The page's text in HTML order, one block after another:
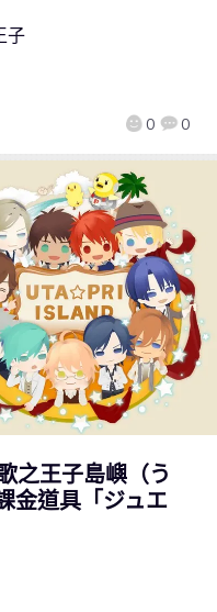
0 0
子
之王子島嶼（う
金道具「ジュエ